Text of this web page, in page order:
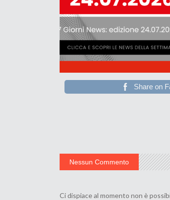
Share on
Nessun Commento
Ci dispiace al momento non è